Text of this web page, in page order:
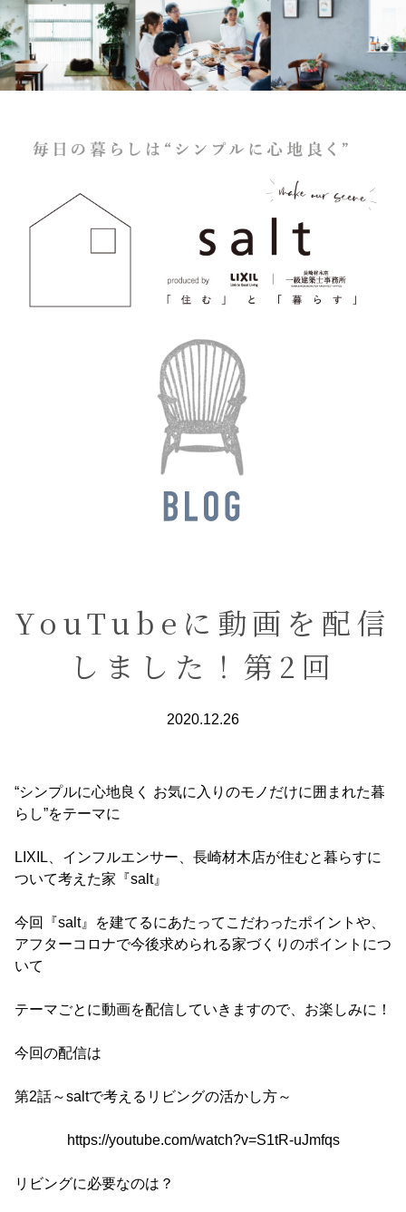
YouTubeに動画を配信
しました！第2回
2020.12.26
“シンプルに心地良く お気に入りのモノだけに囲まれた暮
らし”をテーマに
LIXIL、インフルエンサー、長崎材木店が住むと暮らすに
ついて考えた家『salt』
今回『salt』を建てるにあたってこだわったポイントや、
アフターコロナで今後求められる家づくりのポイントにつ
いて
テーマごとに動画を配信していきますので、お楽しみに！
今回の配信は
第2話～saltで考えるリビングの活かし方～
https://youtube.com/watch?v=S1tR-uJmfqs
リビングに必要なのは？